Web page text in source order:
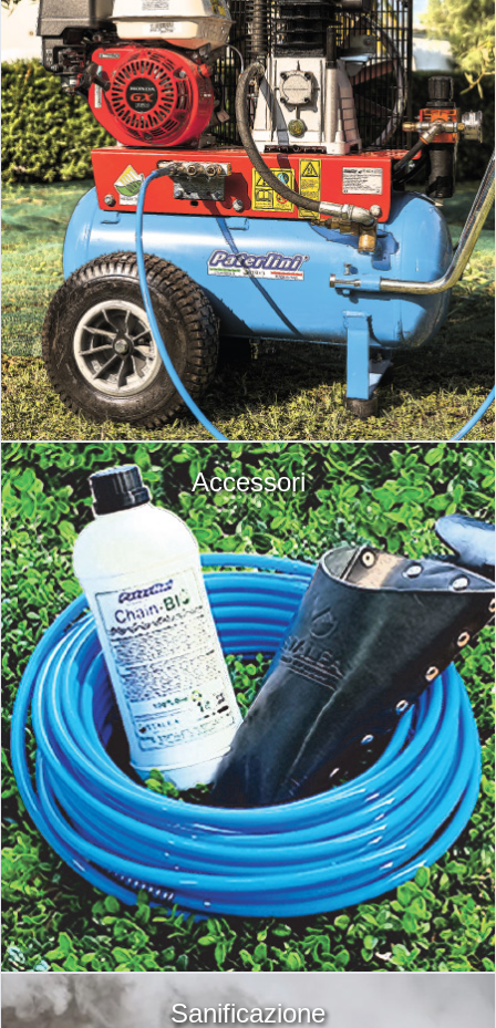
Accessori
Sanificazione